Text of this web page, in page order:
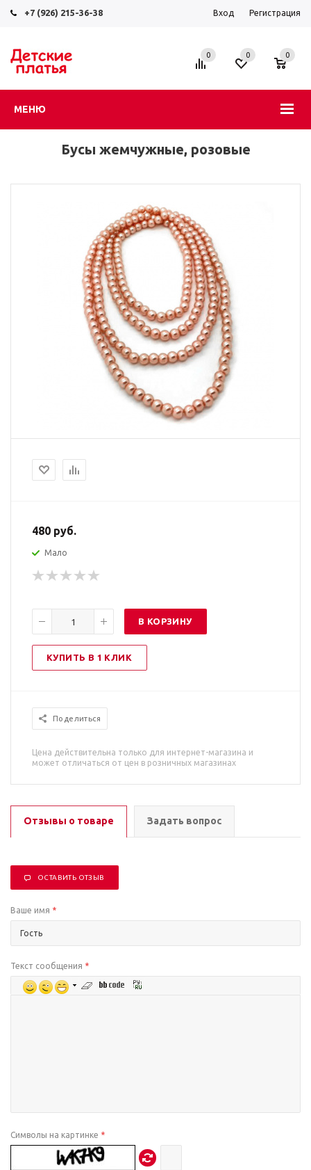
+7 (926) 215-36-38 Вход Регистрация
МЕНЮ
0 0 0
Бусы жемчужные, розовые
480 руб.
Мало
В КОРЗИНУ
КУПИТЬ В 1 КЛИК
Поделиться
Цена действительна только для интернет-магазина и
может отличаться от цен в розничных магазинах
Отзывы о товаре Задать вопрос
ОСТАВИТЬ ОТЗЫВ
Ваше имя *
Текст сообщения *
Символы на картинке *